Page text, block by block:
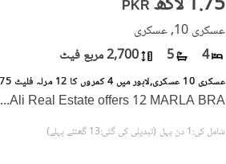
PKR
عسکری 10, عسکری
4
5 2,700 مربع فیٹ
Ali Real Estate offers 12 MARLA BRA
...
شامل کی:1 دن پہل (تبدیلی کی گئی:13 گھنٹے پہلے)